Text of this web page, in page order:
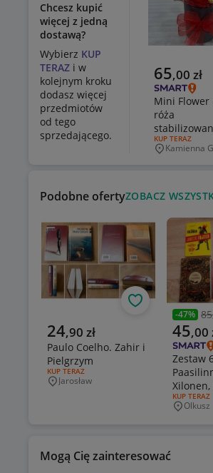
Chcesz kupić
więcej z jedną
dostawą?
Wybierz KUP
TERAZ i w
kolejnym kroku
dodasz więcej
przedmiotów
od tego
sprzedającego.
Aktualna
65,00 zł
Mini Flower
róża
/ dzień
RODZAJ OFERTY:
KUP TERAZ
Miejscowość
Kamienna
Podobne ofertyZOBACZ
Aktualna cena
24,90 zł
Paulo Coelho. Zahir i
Pielgrzym
RODZAJ OFERTY:
KUP TERAZ
Miejscowość
Jarosław
Obserwuj
-47%
45,00
Zestaw
Xilonen,
RODZAJ
KUP TERAZ
Olkusz
Mogą Cię zainteresować